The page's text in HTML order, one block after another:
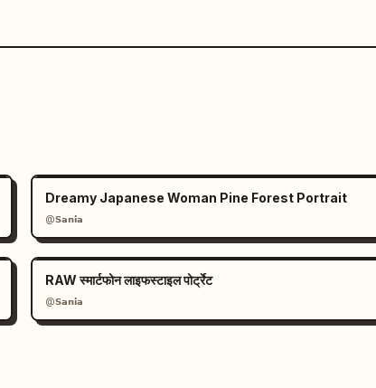
Dreamy Japanese Woman Pine Forest Portrait
@𝗦𝗮𝗻𝗶𝗮
RAW स्मार्टफोन लाइफस्टाइल पोर्ट्रेट
@𝗦𝗮𝗻𝗶𝗮